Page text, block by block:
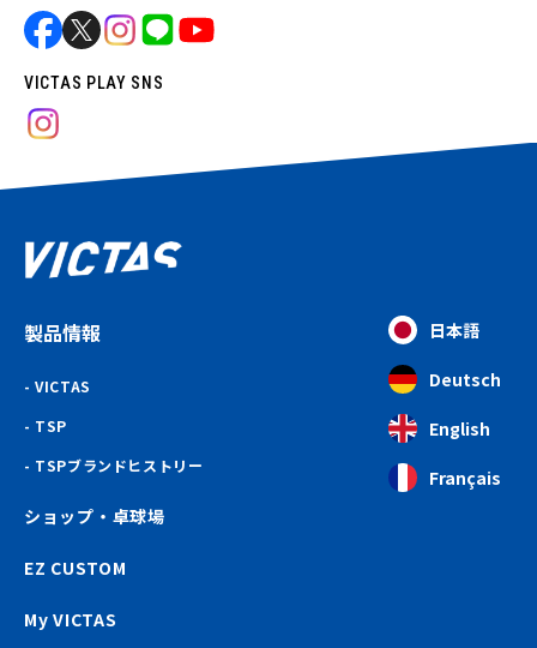
VICTAS PLAY SNS
製品情報
VICTAS
TSP
TSPブランドヒストリー
ショップ・卓球場
EZ CUSTOM
My VICTAS
日本語
Deutsch
English
Français